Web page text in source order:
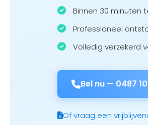
Binnen 30 minuten
Professioneel
Volledig verzekerd
Bel nu — 0487
Of vraag een